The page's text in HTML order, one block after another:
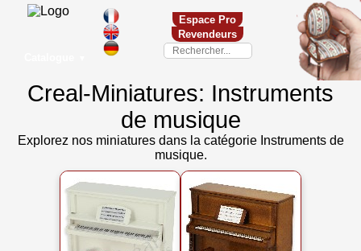
Espace Pro
Revendeurs
Creal-Miniatures: Instruments
de musique
Explorez nos miniatures dans la catégorie Instruments de
musique.